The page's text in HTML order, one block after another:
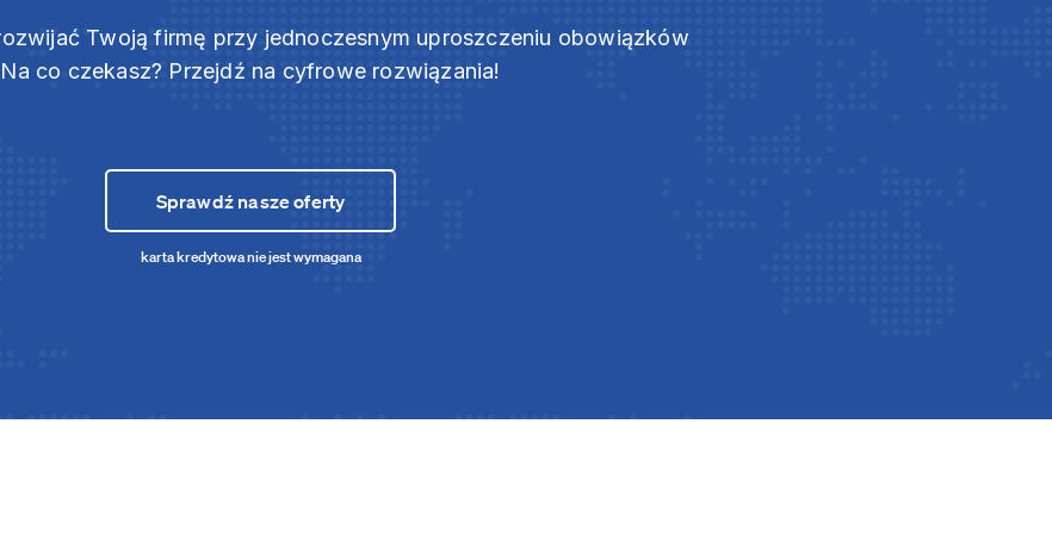
Twoją firmę przy jednoczesnym uproszczeniu obowiązków
Na co czekasz? Przejdź na cyfrowe rozwiązania!
Sprawdź nasze oferty
karta kredytowa nie jest wymagana